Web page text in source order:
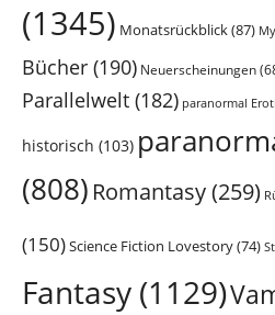
(1345) Monatsrückblick(87)
Bücher (190) Neuerscheinungen
Parallelwelt (182) paranormal
historisch (103)
(808) Romantasy(259)
(150)Science Fiction Lovestory(74)
Fantasy (1129)